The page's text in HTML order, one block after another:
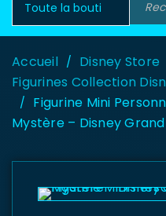
Accueil / Disney Store
Figurines Collection
/ Figurine Mini
Mystère – Disney